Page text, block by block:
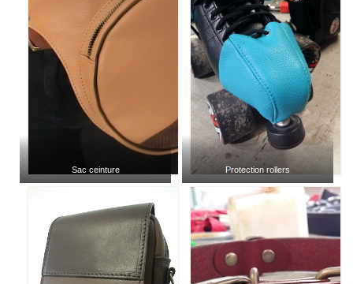
Sac ceinture Protection rollers